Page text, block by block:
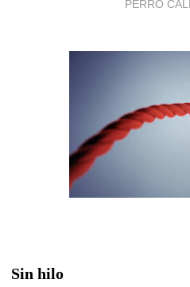
PERRO
Sin hilo